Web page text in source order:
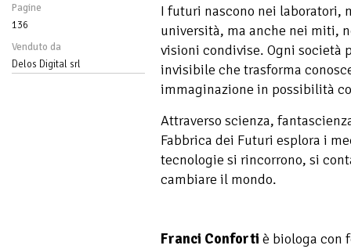
Pagine
136
Venduto da
Delos Digital srl
I futuri nascono nei laboratori,
università, ma anche nei miti,
visioni condivise. Ogni società
invisibile che trasforma
immaginazione in possibilità
Attraverso scienza,
Fabbrica dei Futuri esplora i
tecnologie si rincorrono, si
cambiare il mondo.
Franci Conforti è biologa con